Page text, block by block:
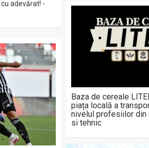
adevărat! -
Baza de cereale
piața locală a
nivelul profesiilor din
si tehnic